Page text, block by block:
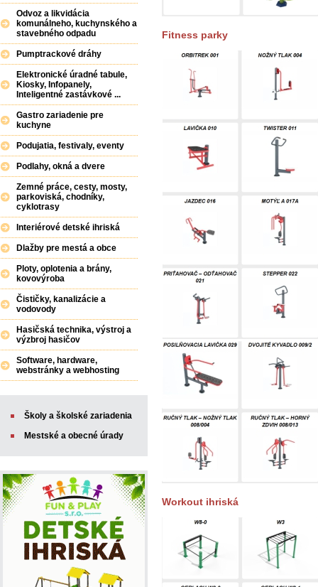
Fitness parky
Workout ihriská
Odvoz a likvidácia
komunálneho, kuchynského a
stavebného odpadu
Pumptrackové dráhy
Elektronické úradné tabule,
Kiosky, Infopanely,
Inteligentné zastávkové ...
Gastro zariadenie pre
kuchyne
Podujatia, festivaly, eventy
Podlahy, okná a dvere
Zemné práce, cesty, mosty,
parkoviská, chodníky,
cyklotrasy
Interiérové detské ihriská
Dlažby pre mestá a obce
Ploty, oplotenia a brány,
kovovýroba
Čističky, kanalizácie a
vodovody
Hasičská technika, výstroj a
výzbroj hasičov
Software, hardware,
webstránky a webhosting
Školy a školské zariadenia
Mestské a obecné úrady